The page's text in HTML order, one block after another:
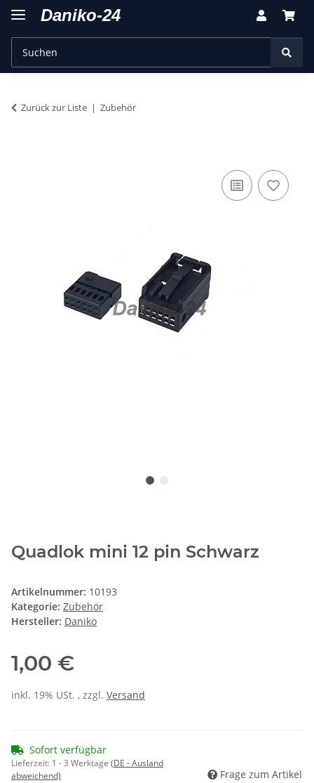
Zurück zur Liste Zubehör
Quadlok mini 12 pin Schwarz
Artikelnummer: 10193
Kategorie: Zubehör
Hersteller: Daniko
1,00 €
inkl. 19% USt. , zzgl. Versand
Sofort verfügbar
Lieferzeit: 1 - 3 Werktage (DE - Ausland
abweichend)
Frage zum Artikel